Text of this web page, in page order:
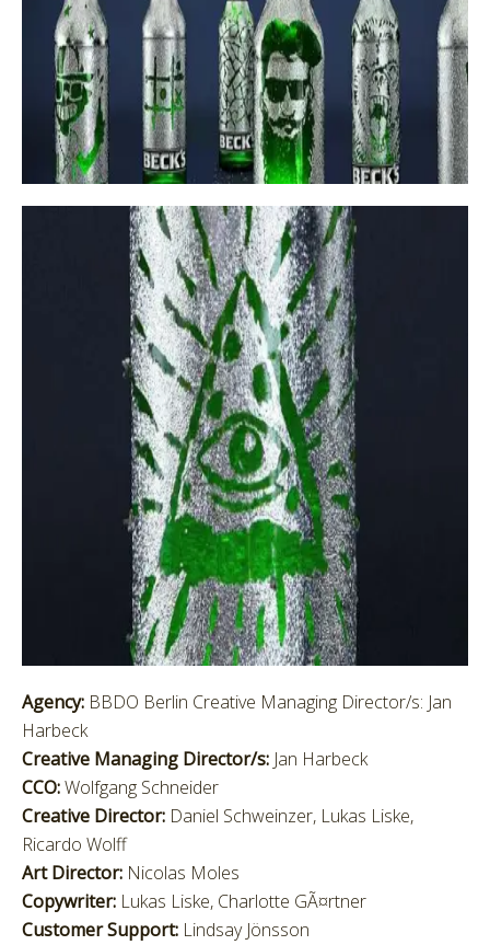
Agency: BBDO Berlin Creative Managing Director/s: Jan
Harbeck
Creative Managing Director/s: Jan Harbeck
CCO:Wolfgang Schneider
Creative Director: Daniel Schweinzer, Lukas Liske,
Ricardo Wolff
Art Director: Nicolas Moles
Copywriter: Lukas Liske, Charlotte GÃ¤rtner
Customer Support: Lindsay Jönsson